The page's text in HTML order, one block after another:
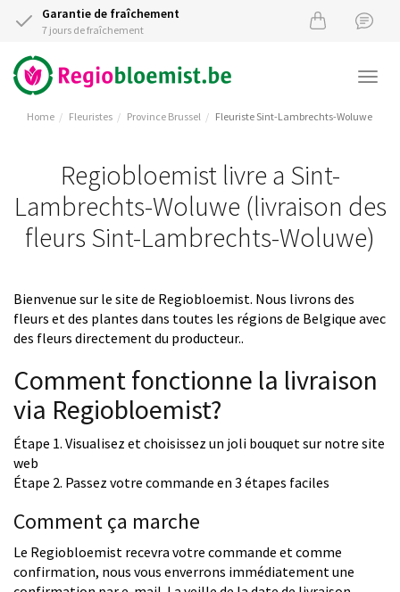
Garantie de fraîchement
7 jours de fraîchement
Home Fleuristes Province Brussel Fleuriste Sint-Lambrechts-Woluwe
Regiobloemist livre a Sint-
Lambrechts-Woluwe (livraison des
fleurs Sint-Lambrechts-Woluwe)
Bienvenue sur le site de Regiobloemist. Nous livrons des
fleurs et des plantes dans toutes les régions de Belgique avec
des fleurs directement du producteur..
Comment fonctionne la livraison
via Regiobloemist?
Étape 1. Visualisez et choisissez un joli bouquet sur notre site
web
Étape 2. Passez votre commande en 3 étapes faciles
Comment ça marche
Le Regiobloemist recevra votre commande et comme
confirmation, nous vous enverrons immédiatement une